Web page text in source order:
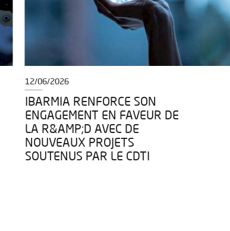
12/06/2026
IBARMIA RENFORCE SON
ENGAGEMENT EN FAVEUR DE
LA R&AMP;D AVEC DE
NOUVEAUX PROJETS
SOUTENUS PAR LE CDTI